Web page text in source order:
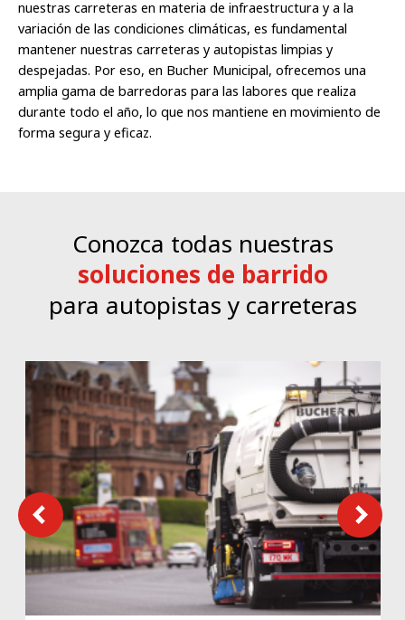
nuestras carreteras en materia de infraestructura y a la
variación de las condiciones climáticas, es fundamental
mantener nuestras carreteras y autopistas limpias y
despejadas. Por eso, en Bucher Municipal, ofrecemos una
amplia gama de barredoras para las labores que realiza
durante todo el año, lo que nos mantiene en movimiento de
forma segura y eficaz.
Conozca todas nuestras
soluciones de barrido
para autopistas y carreteras